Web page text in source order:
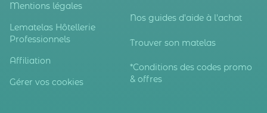
Mentions légales
Lematelas Hôtellerie
Professionnels
Affiliation
Gérer vos cookies
Nos guides d'aide à l'achat
Trouver son matelas
*Conditions des codes promo
& offres